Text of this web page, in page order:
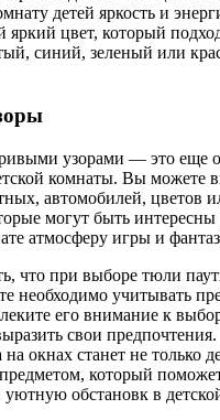
детей яркость и
яркий цвет, который
синий, зеленый или
узорами — это еще
комнаты. Вы можете
автомобилей, цветов
могут быть интересны
атмосферу игры и
что при выборе тюли
необходимо учитывать
его внимание к
свои
окнах станет не только
который
обстановк в